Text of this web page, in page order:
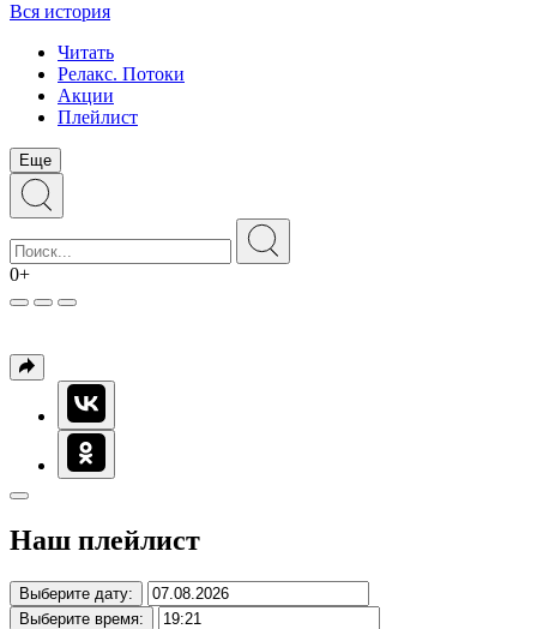
Вся история
Читать
Релакс. Потоки
Акции
Плейлист
Еще
0+
Наш плейлист
Выберите дату:
Выберите время: